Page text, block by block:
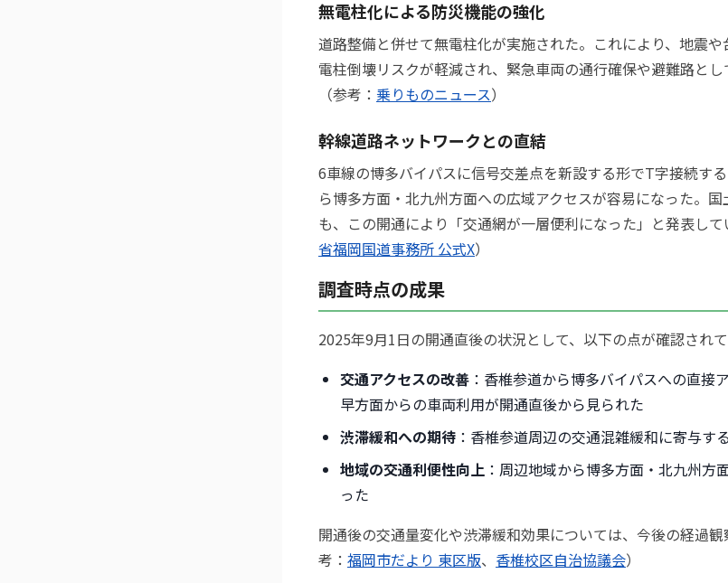
無電柱化による防災機能の強化
道路整備と併せて無電柱化が実施された。これにより、地震
電柱倒壊リスクが軽減され、緊急車両の通行確保や避難路とし
（参考： 乗りものニュース）
幹線道路ネットワークとの直結
6車線の博多バイパスに信号交差点を新設する形でT字接続す
ら博多方面・北九州方面への広域アクセスが容易になった。
も、この開通により「交通網が一層便利になった」と発表して
省福岡国道事務所 公式X）
調査時点の成果
2025年9月1日の開通直後の状況として、以下の点が確認されて
交通アクセスの改善 ：香椎参道から博多バイパスへの直接
早方面からの車両利用が開通直後から見られた
渋滞緩和への期待 ：香椎参道周辺の交通混雑緩和に寄与す
地域の交通利便性向上 ：周辺地域から博多方面・北九州方
った
開通後の交通量変化や渋滞緩和効果については、今後の経過
考： 福岡市だより 東区版、 香椎校区自治協議会）